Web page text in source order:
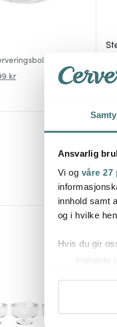
Ansvarlig
Vi og våre 27
innhold samt
og i hvilke
Hvis du gir
Innhente
Du kan hele
liten
kr